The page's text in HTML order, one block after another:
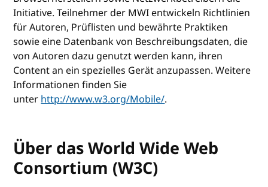
Initiative. Teilnehmer der MWI entwickeln Richtlinien
für Autoren, Prüflisten und bewährte Praktiken
sowie eine Datenbank von Beschreibungsdaten, die
von Autoren dazu genutzt werden kann, ihren
Content an ein spezielles Gerät anzupassen. Weitere
Informationen finden Sie
unterhttp://www.w3.org/Mobile/.
Über das World Wide Web
Consortium (W3C)